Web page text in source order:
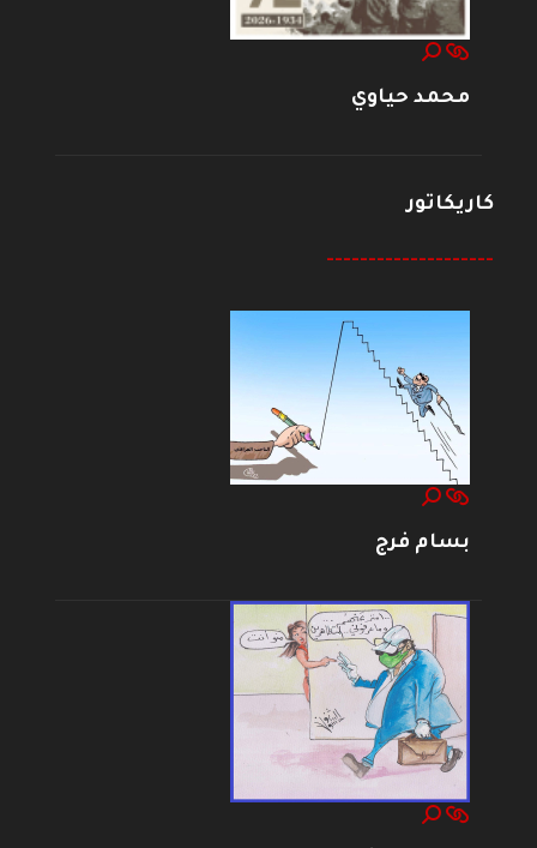
محمد حياوي
كاريكاتور
--------------------
بسام فرج